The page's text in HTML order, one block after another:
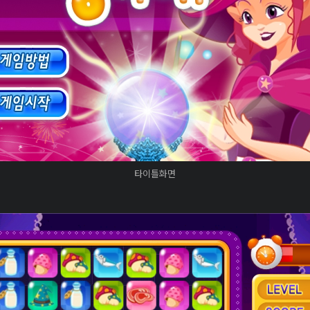
타이틀화면